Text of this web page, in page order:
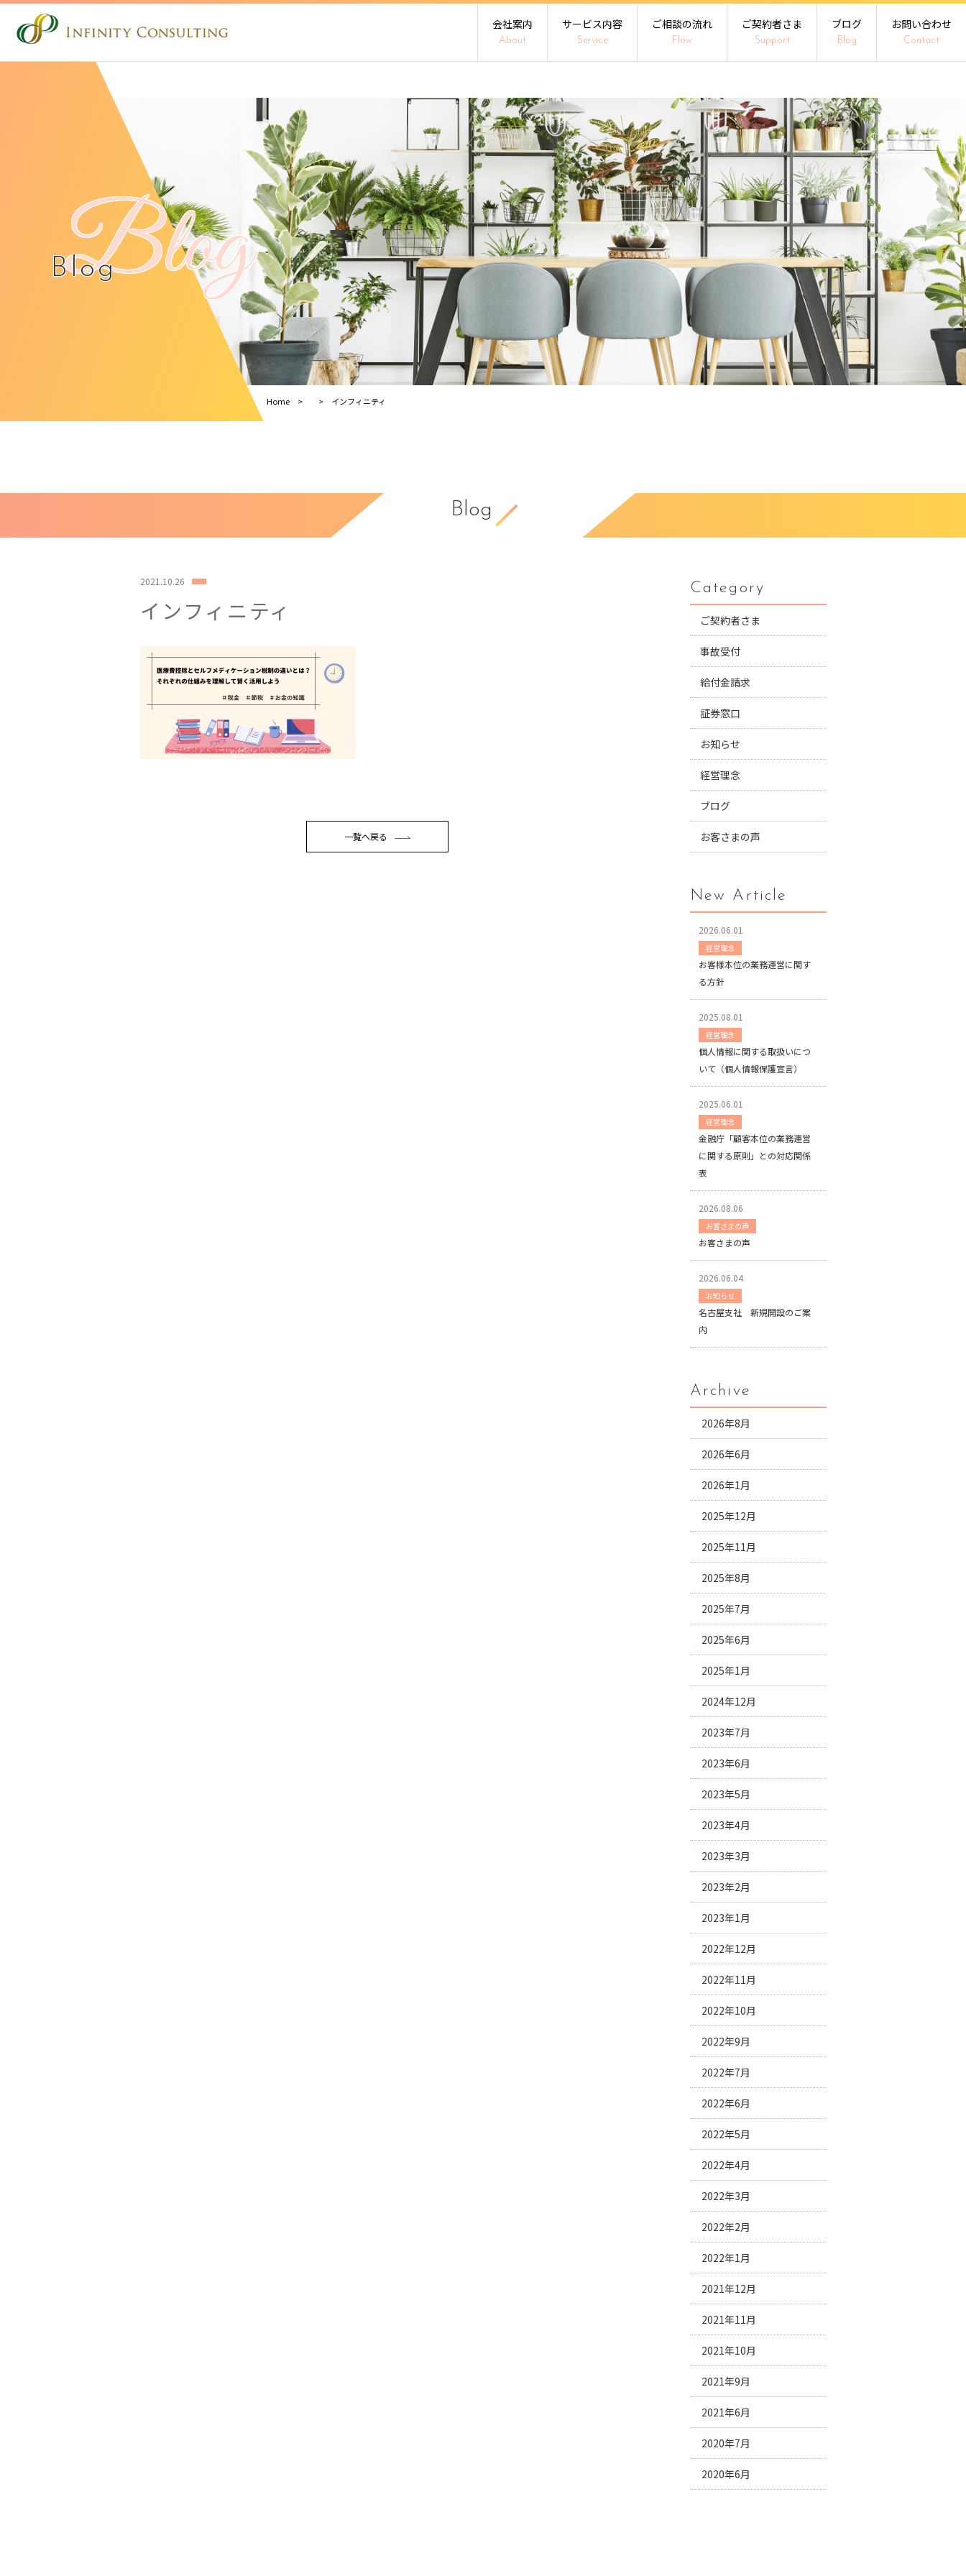
会社案内
About
サービス内容
Service
ご相談の流れ
Flow
ご契約者さま
Support
ブログ
Blog
お問い合わせ
Contact
Blog
Blog
Home インフィニティ
Blog
2021.10.26
インフィニティ
一覧へ戻る
Category
ご契約者さま
事故受付
給付金請求
証券窓口
お知らせ
経営理念
ブログ
お客さまの声
New Article
2026.06.01
経営理念
お客様本位の業務運営に関す
る方針
2025.08.01
経営理念
個人情報に関する取扱いにつ
いて（個人情報保護宣言）
2025.06.01
経営理念
金融庁「顧客本位の業務運営
に関する原則」との対応関係
表
2026.08.06
お客さまの声
お客さまの声
2026.06.04
お知らせ
名古屋支社 新規開設のご案
内
Archive
2026年8月
2026年6月
2026年1月
2025年12月
2025年11月
2025年8月
2025年7月
2025年6月
2025年1月
2024年12月
2023年7月
2023年6月
2023年5月
2023年4月
2023年3月
2023年2月
2023年1月
2022年12月
2022年11月
2022年10月
2022年9月
2022年7月
2022年6月
2022年5月
2022年4月
2022年3月
2022年2月
2022年1月
2021年12月
2021年11月
2021年10月
2021年9月
2021年6月
2020年7月
2020年6月